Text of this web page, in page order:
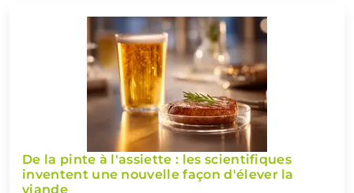
De la pinte à l'assiette : les scientifiques
inventent une nouvelle façon d'élever la
viande